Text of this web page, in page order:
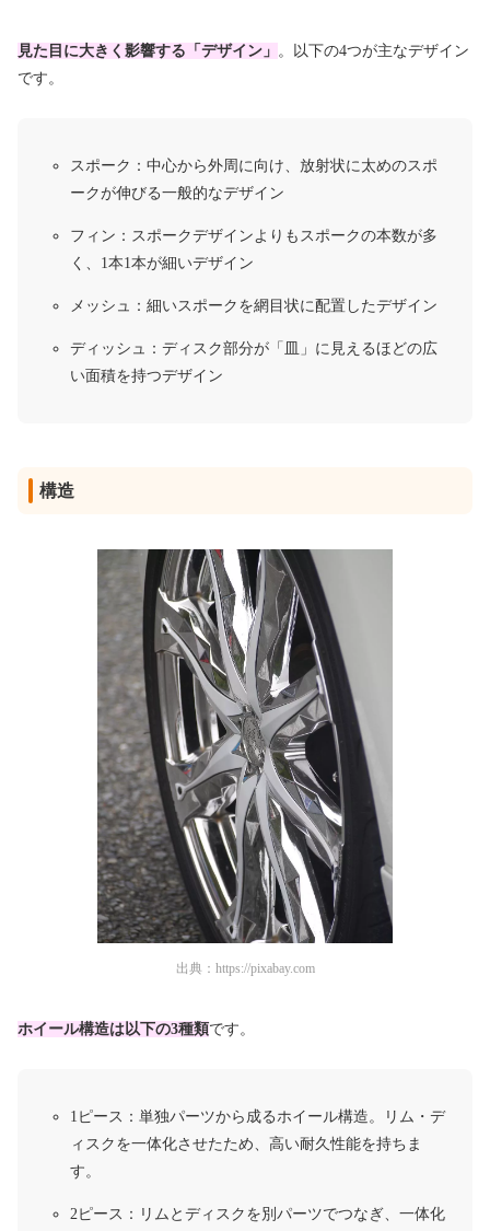
見た目に大きく影響する「デザイン」 。以下の4つが主なデザイン
です。
スポーク：中心から外周に向け、放射状に太めのスポ
ークが伸びる一般的なデザイン
フィン：スポークデザインよりもスポークの本数が多
く、1本1本が細いデザイン
メッシュ：細いスポークを網目状に配置したデザイン
ディッシュ：ディスク部分が「皿」に見えるほどの広
い面積を持つデザイン
構造
出典： https://pixabay.com
ホイール構造は以下の3種類です。
1ピース：単独パーツから成るホイール構造。リム・デ
ィスクを一体化させたため、高い耐久性能を持ちま
す。
2ピース：リムとディスクを別パーツでつなぎ、一体化